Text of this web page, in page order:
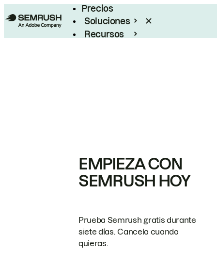
Precios
Soluciones
Recursos
EMPIEZA CON
SEMRUSH HOY
Prueba Semrush gratis durante
siete días. Cancela cuando
quieras.